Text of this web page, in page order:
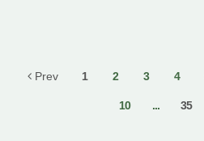
Prev 1 2 3 4
10 ... 35